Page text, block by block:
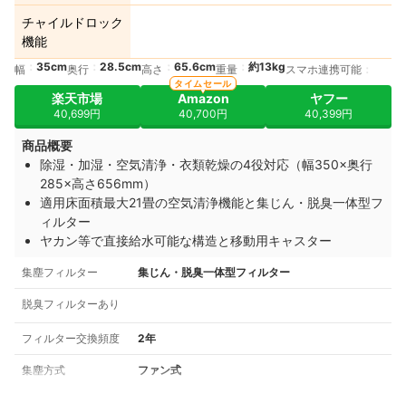
チャイルドロック
機能
幅 35cm奥行 28.5cm高さ 65.6cm重量 約13kg スマホ連携可能
楽天市場
40,699円
Amazon
40,700円
タイムセール
ヤフー
40,399円
商品概要
除湿・加湿・空気清浄・衣類乾燥の4役対応（幅350×奥行
285×高さ656mm）
適用床面積最大21畳の空気清浄機能と集じん・脱臭一体型フ
ィルター
ヤカン等で直接給水可能な構造と移動用キャスター
集塵フィルター 集じん・脱臭一体型フィルター
脱臭フィルターあり
フィルター交換頻度 2年
集塵方式 ファン式